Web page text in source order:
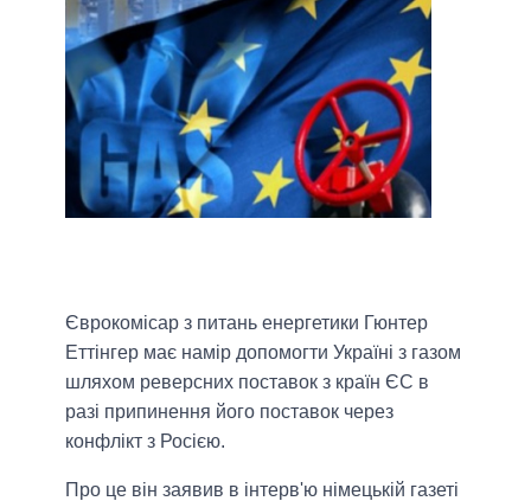
Єврокомісар з питань енергетики Гюнтер
Еттінгер має намір допомогти Україні з газом
шляхом реверсних поставок з країн ЄС в
разі припинення його поставок через
конфлікт з Росією.
Про це він заявив в інтерв'ю німецькій газеті